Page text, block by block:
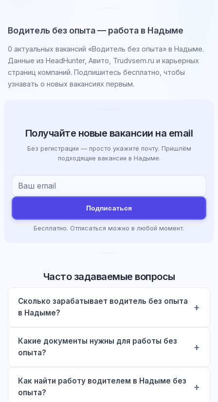
Водитель без опыта — работа в Надыме
0 актуальных вакансий «Водитель без опыта» в Надыме.
Данные из HeadHunter, Авито, Trudvsem.ru и карьерных
страниц компаний. Подпишитесь бесплатно, чтобы
узнавать о новых вакансиях первым.
Получайте новые вакансии на email
Без регистрации — просто укажите почту. Пришлём
подходящие вакансии в Надыме.
Подписаться
Бесплатно. Отписаться можно в любой момент.
Часто задаваемые вопросы
Сколько зарабатывает водитель без опыта
в Надыме?
Какие документы нужны для работы без
опыта?
Как найти работу водителем в Надыме без
опыта?